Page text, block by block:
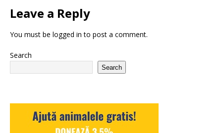
Leave a Reply
You must be logged in to post a comment.
Search
Search